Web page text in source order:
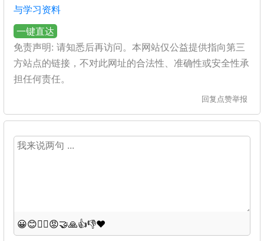
与学习资料
一键直达
免责声明: 请知悉后再访问。本网站仅公益提供指向第三
方站点的链接，不对此网址的合法性、准确性或安全性承
担任何责任。
回复 点赞举报
😀😊😵‍💫😡🤝🙏👍👎❤️